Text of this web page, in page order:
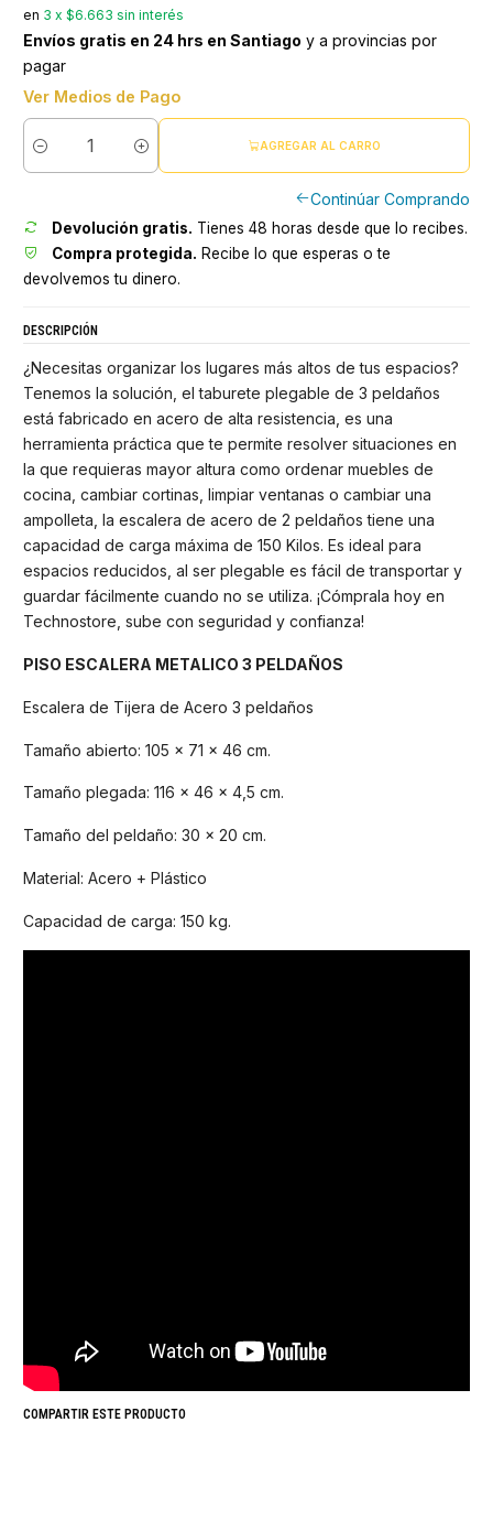
en 3 x $6.663 sin interés
Envíos gratis en 24 hrs en Santiago y a provincias por
pagar
Ver Medios de Pago
Cantidad
AGREGAR AL CARRO
Continúar Comprando
Devolución gratis. Tienes 48 horas desde que lo recibes.
Compra protegida. Recibe lo que esperas o te
devolvemos tu dinero.
DESCRIPCIÓN
¿Necesitas organizar los lugares más altos de tus espacios?
Tenemos la solución, el taburete plegable de 3 peldaños
está fabricado en acero de alta resistencia, es una
herramienta práctica que te permite resolver situaciones en
la que requieras mayor altura como ordenar muebles de
cocina, cambiar cortinas, limpiar ventanas o cambiar una
ampolleta, la escalera de acero de 2 peldaños tiene una
capacidad de carga máxima de 150 Kilos. Es ideal para
espacios reducidos, al ser plegable es fácil de transportar y
guardar fácilmente cuando no se utiliza. ¡Cómprala hoy en
Technostore, sube con seguridad y confianza!
PISO ESCALERA METALICO 3 PELDAÑOS
Escalera de Tijera de Acero 3 peldaños
Tamaño abierto: 105 x 71 x 46 cm.
Tamaño plegada: 116 x 46 x 4,5 cm.
Tamaño del peldaño: 30 x 20 cm.
Material: Acero + Plástico
Capacidad de carga: 150 kg.
COMPARTIR ESTE PRODUCTO